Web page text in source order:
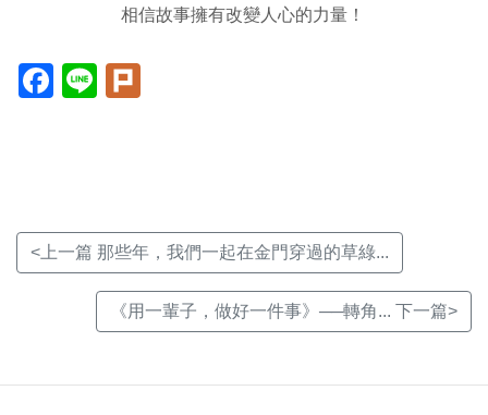
相信故事擁有改變人心的力量！
Facebook(另
開
Line(另
開
<上一篇 那些年，我們一起在金門穿過的草綠...
《用一輩子，做好一件事》──轉角... 下一篇>